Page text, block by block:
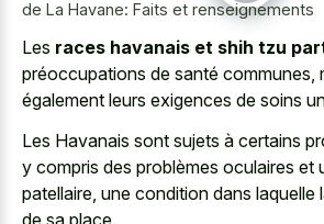
de La Havane: Faits et renseignements
Les races havanais et shih tzu
préoccupations de santé communes,
également leurs exigences de soins
Les Havanais sont sujets à certains
y compris des problèmes oculaires et
patellaire, une condition dans laquelle
de sa place.